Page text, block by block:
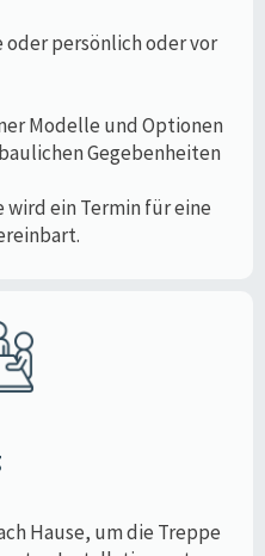
persönlich oder vor
Modelle und Optionen
Gegebenheiten
wird ein Termin für eine
Hause, um die Treppe